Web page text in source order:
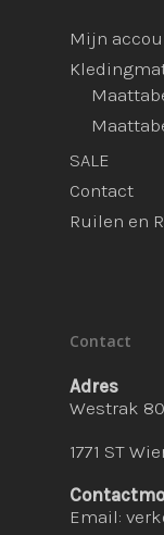
Mijn
SALE
Contact
Ruilen en
Contact
Adres
Westrak
1771 ST
Email: